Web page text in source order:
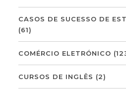
CASOS DE SUCESSO DE
(61)
COMÉRCIO ELETRÓNICO
CURSOS DE INGLÊS (2)